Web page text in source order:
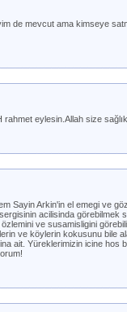
de mevcut ama kimseye
rahmet eylesin.Allah size
Sayin Arkin'in el emegi ve
acilisinda
ve susamisligini
ve köylerin kokusunu bile
ait. Yüreklerimizin icine